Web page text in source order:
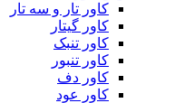
کاور تار و سه تار
کاور گیتار
کاور تنبک
کاور تنبور
کاور دف
کاور عود